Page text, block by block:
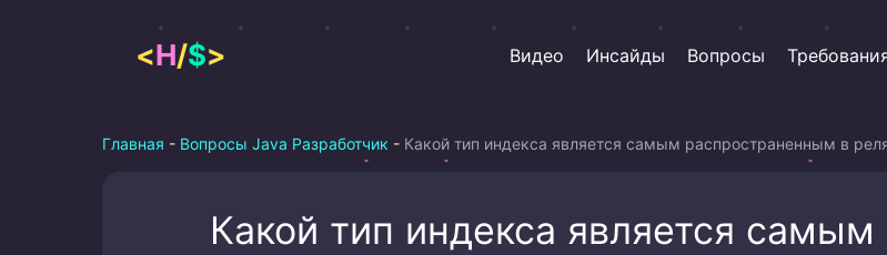
содержимому
<H/$> Видео Инсайды Вопросы
Главная - Вопросы Java Разработчик - Какой тип индекса является самым распространенным в
Какой тип индекса является